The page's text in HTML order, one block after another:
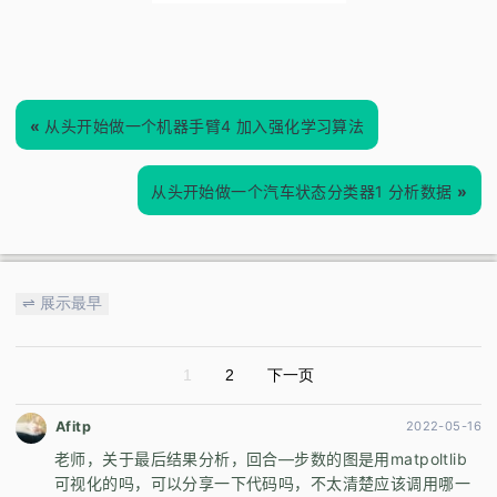
« 从头开始做一个机器手臂4 加入强化学习算法
从头开始做一个汽车状态分类器1 分析数据 »
⇌ 展示最早
1 2 下一页
Afitp 2022-05-16
老师，关于最后结果分析，回合—步数的图是用matpoltlib
可视化的吗，可以分享一下代码吗，不太清楚应该调用哪一